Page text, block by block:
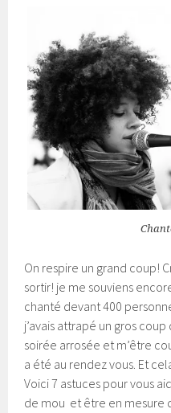
On respire un grand coup!
sortir! je me souviens
chanté devant 400
j’avais attrapé un gros
soirée arrosée et m’être
a été au rendez vous. Et
Voici 7 astuces pour vous
de mou et être en mesure